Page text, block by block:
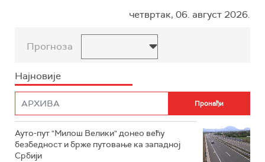
четвртак, 06. август 2026.
Прогноза
Најновије
Ауто-пут "Милош Велики" донео већу
безбедност и брже путовање ка западној
Србији